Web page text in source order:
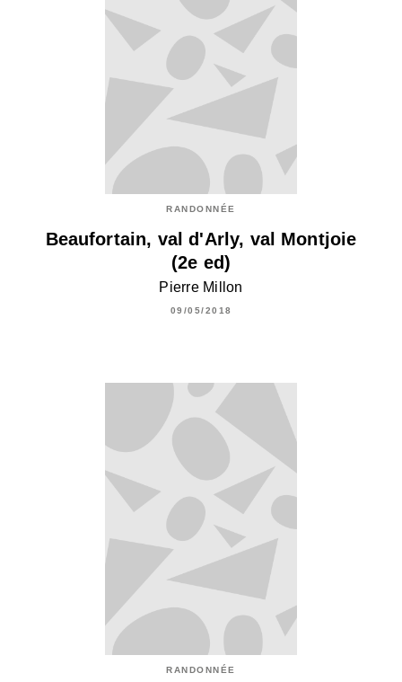
RANDONNÉE
Beaufortain, val d'Arly, val Montjoie
(2e ed)
Pierre Millon
09/05/2018
RANDONNÉE